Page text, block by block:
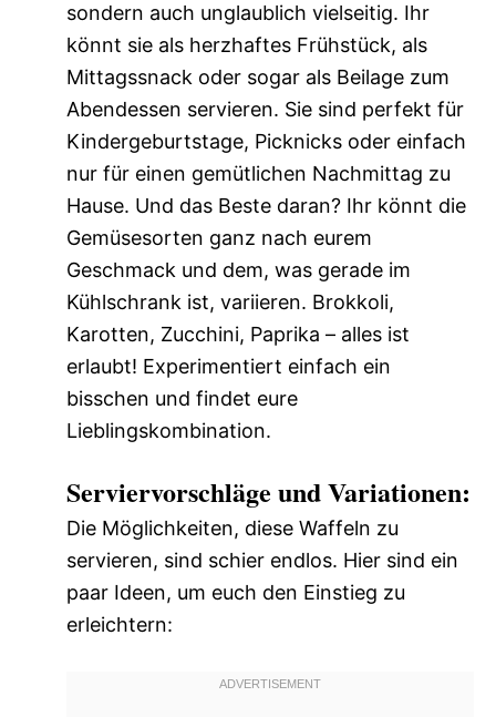
sondern auch unglaublich vielseitig. Ihr
könnt sie als herzhaftes Frühstück, als
Mittagssnack oder sogar als Beilage zum
Abendessen servieren. Sie sind perfekt für
Kindergeburtstage, Picknicks oder einfach
nur für einen gemütlichen Nachmittag zu
Hause. Und das Beste daran? Ihr könnt die
Gemüsesorten ganz nach eurem
Geschmack und dem, was gerade im
Kühlschrank ist, variieren. Brokkoli,
Karotten, Zucchini, Paprika – alles ist
erlaubt! Experimentiert einfach ein
bisschen und findet eure
Lieblingskombination.
Serviervorschläge und Variationen:
Die Möglichkeiten, diese Waffeln zu
servieren, sind schier endlos. Hier sind ein
paar Ideen, um euch den Einstieg zu
erleichtern: